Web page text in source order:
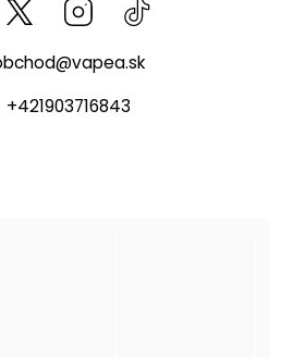
kzifcak85131Instagram
@vapea.sk
+421903716843